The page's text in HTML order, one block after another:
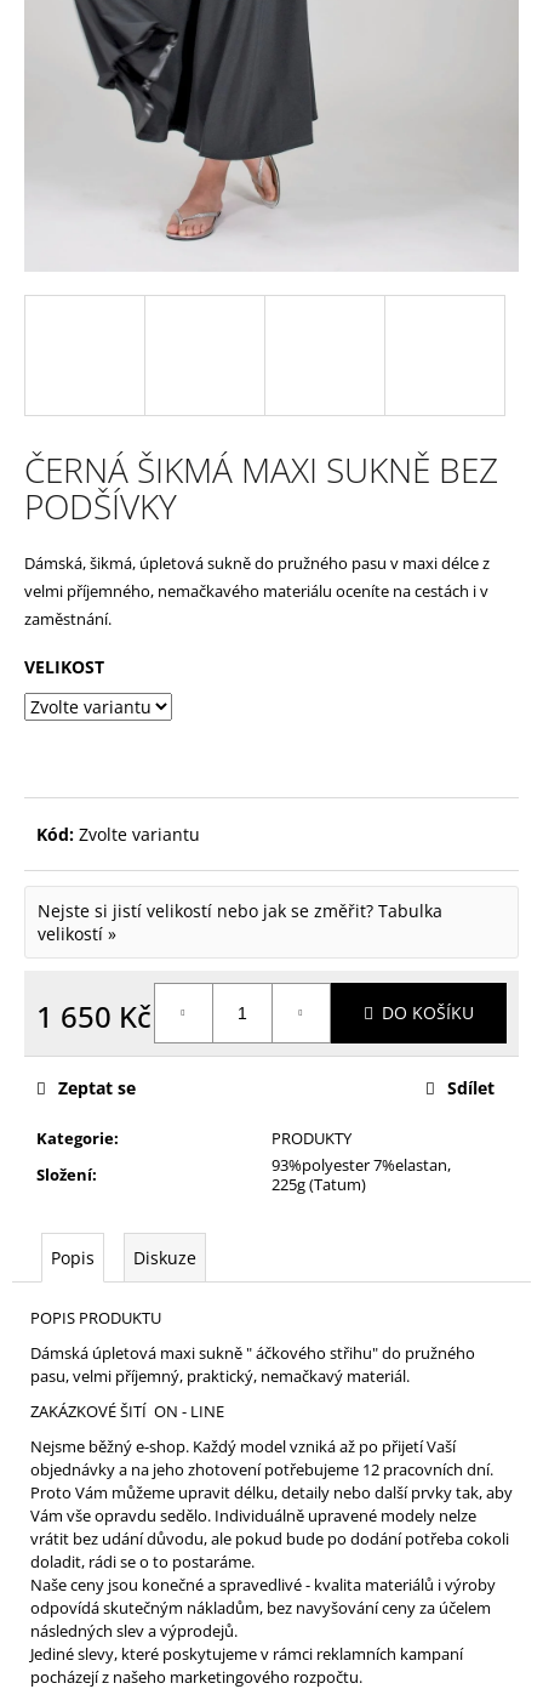
ČERNÁ ŠIKMÁ MAXI SUKNĚ BEZ
PODŠÍVKY
Dámská, šikmá, úpletová sukně do pružného pasu v maxi délce z
velmi příjemného, nemačkavého materiálu oceníte na cestách i v
zaměstnání.
VELIKOST
Kód: Zvolte variantu
Nejste si jistí velikostí nebo jak se změřit? Tabulka
velikostí »
1 650 Kč DO KOŠÍKU
Kategorie:
PRODUKTY
Složení:
93%polyester 7%elastan,
225g (Tatum)
Zeptat se Sdílet
Popis Diskuze
POPIS PRODUKTU
Dámská úpletová maxi sukně " áčkového střihu" do pružného
pasu, velmi příjemný, praktický, nemačkavý materiál.
ZAKÁZKOVÉ ŠITÍ ON - LINE
Nejsme běžný e-shop. Každý model vzniká až po přijetí Vaší
objednávky a na jeho zhotovení potřebujeme 12 pracovních dní.
Proto Vám můžeme upravit délku, detaily nebo další prvky tak, aby
Vám vše opravdu sedělo. Individuálně upravené modely nelze
vrátit bez udání důvodu, ale pokud bude po dodání potřeba cokoli
doladit, rádi se o to postaráme.
Naše ceny jsou konečné a spravedlivé - kvalita materiálů i výroby
odpovídá skutečným nákladům, bez navyšování ceny za účelem
následných slev a výprodejů.
Jediné slevy, které poskytujeme v rámci reklamních kampaní
pocházejí z našeho marketingového rozpočtu.
D
p
o
r
u
č
j
e
m
e